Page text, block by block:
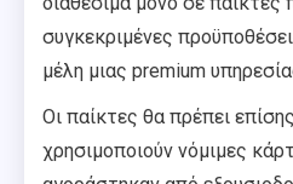
συγκεκριμένες
μέλη μιας premium
Οι παίκτες θα πρέπει
χρησιμοποιούν νόμιμες